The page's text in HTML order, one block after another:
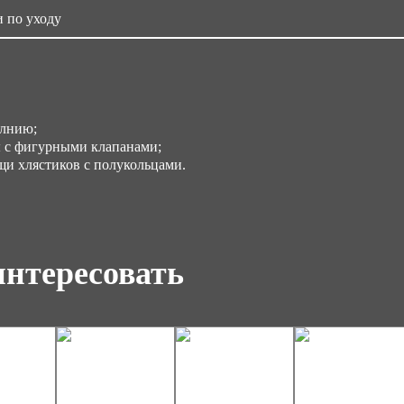
по уходу
фигурными клапанами;
хлястиков с полукольцами.